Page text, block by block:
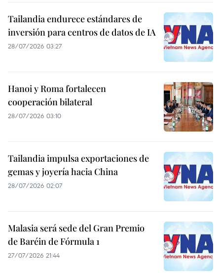
Tailandia endurece estándares de
inversión para centros de datos de IA
28/07/2026 03:27
Hanoi y Roma fortalecen
cooperación bilateral
28/07/2026 03:10
Tailandia impulsa exportaciones de
gemas y joyería hacia China
28/07/2026 02:07
Malasia será sede del Gran Premio
de Baréin de Fórmula 1
27/07/2026 21:44